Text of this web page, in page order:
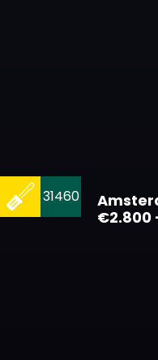
€2.800
31460